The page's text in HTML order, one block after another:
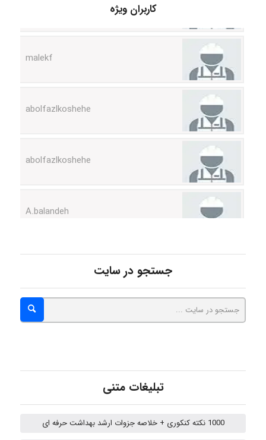
کاربران ویژه
Jafar Tym
جستجو در سایت
تبلیغات متنی
1000 نکته کنکوری + خلاصه جزوات ارشد بهداشت حرفه ای